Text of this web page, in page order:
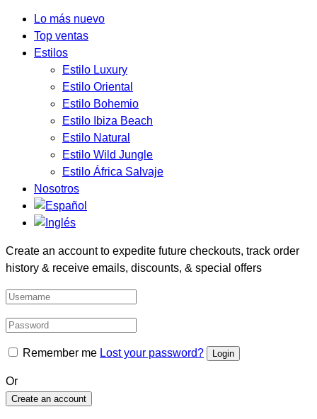
Lo más nuevo
Top ventas
Estilos
Estilo Luxury
Estilo Oriental
Estilo Bohemio
Estilo Ibiza Beach
Estilo Natural
Estilo Wild Jungle
Estilo África Salvaje
Nosotros
Create an account to expedite future checkouts, track order
history & receive emails, discounts, & special offers
Remember me Lost your password?
Or
Create an account